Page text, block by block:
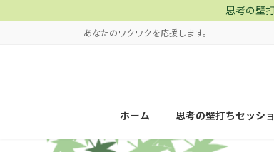
ン
ビ
思考の壁
あなたのワクワクを応援します。
ホーム 思考の壁打ちセッシ